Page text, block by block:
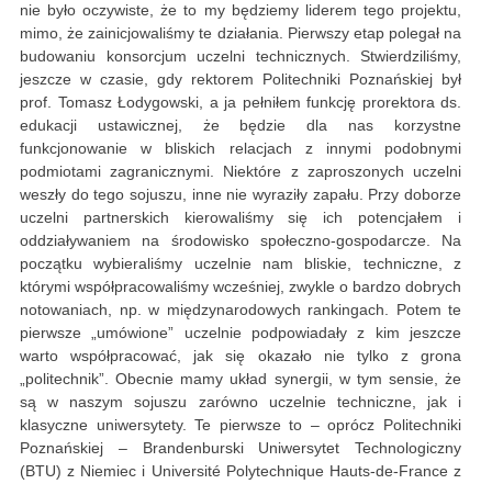
nie było oczywiste, że to my będziemy liderem tego projektu,
mimo, że zainicjowaliśmy te działania. Pierwszy etap polegał na
budowaniu konsorcjum uczelni technicznych. Stwierdziliśmy,
jeszcze w czasie, gdy rektorem Politechniki Poznańskiej był
prof. Tomasz Łodygowski, a ja pełniłem funkcję prorektora ds.
edukacji ustawicznej, że będzie dla nas korzystne
funkcjonowanie w bliskich relacjach z innymi podobnymi
podmiotami zagranicznymi. Niektóre z zaproszonych uczelni
weszły do tego sojuszu, inne nie wyraziły zapału. Przy doborze
uczelni partnerskich kierowaliśmy się ich potencjałem i
oddziaływaniem na środowisko społeczno-gospodarcze. Na
początku wybieraliśmy uczelnie nam bliskie, techniczne, z
którymi współpracowaliśmy wcześniej, zwykle o bardzo dobrych
notowaniach, np. w międzynarodowych rankingach. Potem te
pierwsze „umówione” uczelnie podpowiadały z kim jeszcze
warto współpracować, jak się okazało nie tylko z grona
„politechnik”. Obecnie mamy układ synergii, w tym sensie, że
są w naszym sojuszu zarówno uczelnie techniczne, jak i
klasyczne uniwersytety. Te pierwsze to – oprócz Politechniki
Poznańskiej – Brandenburski Uniwersytet Technologiczny
(BTU) z Niemiec i Université Polytechnique Hauts-de-France z